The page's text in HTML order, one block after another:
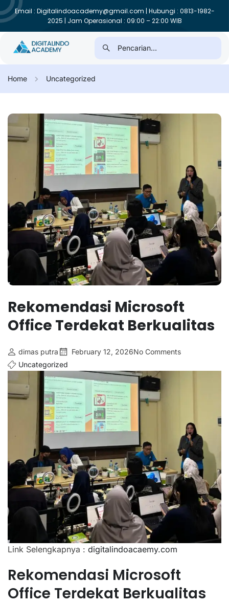
Email : Digitalindoacademy@gmail.com | Hubungi : 0813-1982-
2025 | Jam Operasional : 09:00 – 22:00 WIB
Home Uncategorized
Rekomendasi Microsoft
Office Terdekat Berkualitas
dimas putra February 12, 2026No Comments
Uncategorized
Link Selengkapnya : digitalindoacaemy.com
Rekomendasi Microsoft
Office Terdekat Berkualitas